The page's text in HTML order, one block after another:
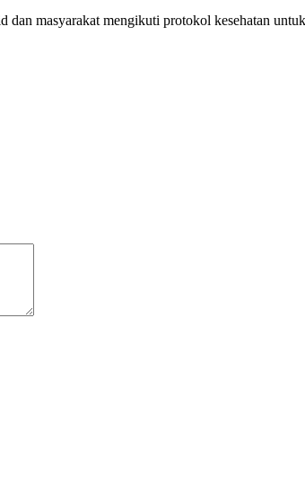
dan masyarakat mengikuti protokol kesehatan